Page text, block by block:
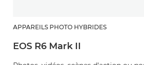
APPAREILS PHOTO HYBRIDES
EOS R6 Mark II